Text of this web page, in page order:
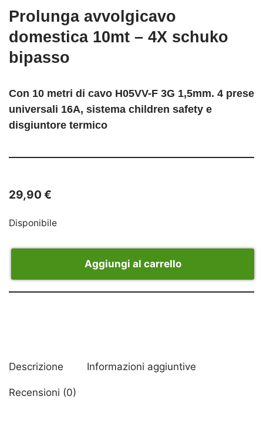
Prolunga avvolgicavo
domestica 10mt – 4X schuko
bipasso
Con 10 metri di cavo H05VV-F 3G 1,5mm. 4 prese
universali 16A, sistema children safety e
disgiuntore termico
29,90 €
Disponibile
Aggiungi al carrello
Descrizione Informazioni aggiuntive
Recensioni (0)